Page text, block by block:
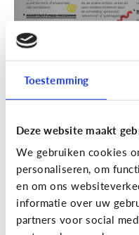
Toestemming
Deze website maakt
We gebruiken cookies
personaliseren, om
en om ons
informatie over uw
partners voor social
Reclame
[Klik & Print]